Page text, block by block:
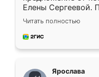
Елены Сергеевой.
короткие сроки
для замера
предложил по
Читать полностью
Ярослава